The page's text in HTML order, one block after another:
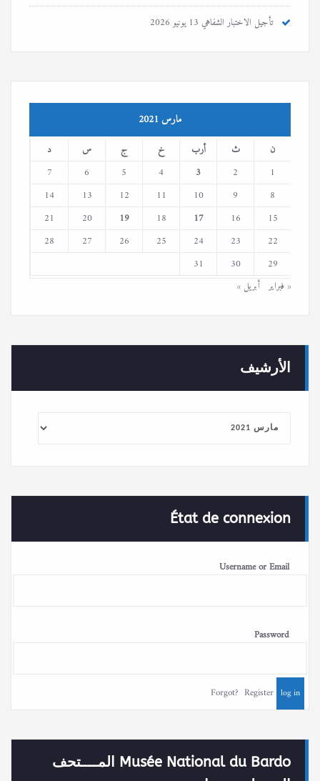
تأجيل الاختبار الشفاهي13 يونيو 2026
مارس 2021
ن ث أرب خ ج س
د
1
2
3
4
5
6
7
8
9
10
11
12
13
14
15
16
17
18
19
20
21
22
23
24
25
26
27
28
29
30
31
« فبراير أبريل »
الأرشيف
État de connexion
Username or Email
Password
Forgot? Register
Musée National du Bardo المــــتحف